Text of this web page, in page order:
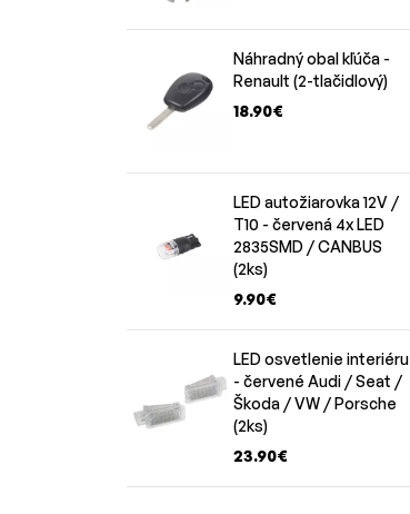
Náhradný obal kľúča -
Renault (2-tlačidlový)
18.90€
LED autožiarovka 12V /
T10 - červená 4x LED
2835SMD / CANBUS
(2ks)
9.90€
LED osvetlenie interiéru
- červené Audi / Seat /
Škoda / VW / Porsche
(2ks)
23.90€